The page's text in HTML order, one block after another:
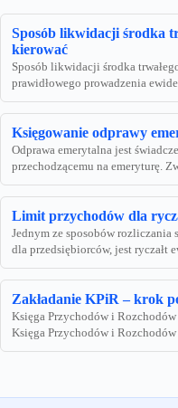
Sposób likwidacji środka
kierować
Sposób likwidacji środka
prawidłowego prowadzenia
Księgowanie odprawy
Odprawa emerytalna jest
przechodzącemu na emeryturę.
Limit przychodów dla
Jednym ze sposobów rozliczania
dla przedsiębiorców, jest ryczałt
Zakładanie KPiR – krok
Księga Przychodów i
Księga Przychodów i